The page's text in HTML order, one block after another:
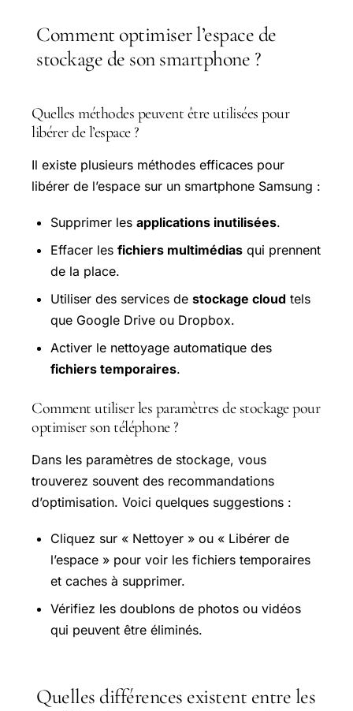
Comment optimiser l’espace de
stockage de son smartphone ?
Quelles méthodes peuvent être utilisées pour
libérer de l’espace ?
Il existe plusieurs méthodes efficaces pour
libérer de l’espace sur un smartphone Samsung :
Supprimer les applications inutilisées.
Effacer les fichiers multimédias qui prennent
de la place.
Utiliser des services de stockage cloud tels
que Google Drive ou Dropbox.
Activer le nettoyage automatique des
fichiers temporaires.
Comment utiliser les paramètres de stockage pour
optimiser son téléphone ?
Dans les paramètres de stockage, vous
trouverez souvent des recommandations
d’optimisation. Voici quelques suggestions :
Cliquez sur « Nettoyer » ou « Libérer de
l’espace » pour voir les fichiers temporaires
et caches à supprimer.
Vérifiez les doublons de photos ou vidéos
qui peuvent être éliminés.
Quelles différences existent entre les